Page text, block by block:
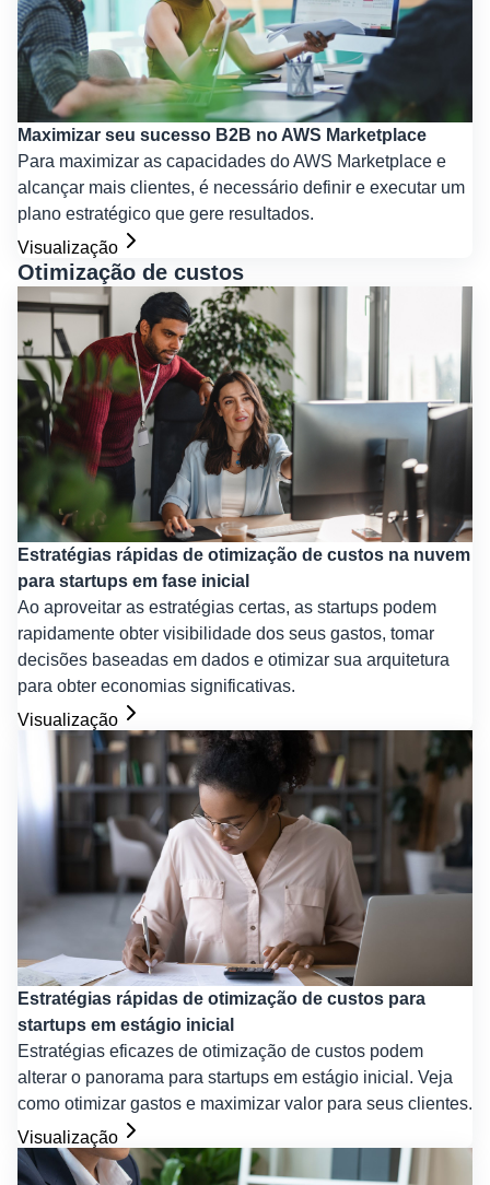
Maximizar seu sucesso B2B no AWS Marketplace
Para maximizar as capacidades do AWS Marketplace e
alcançar mais clientes, é necessário definir e executar um
plano estratégico que gere resultados.
Visualização
Otimização de custos
Estratégias rápidas de otimização de custos na nuvem
para startups em fase inicial
Ao aproveitar as estratégias certas, as startups podem
rapidamente obter visibilidade dos seus gastos, tomar
decisões baseadas em dados e otimizar sua arquitetura
para obter economias significativas.
Visualização
Estratégias rápidas de otimização de custos para
startups em estágio inicial
Estratégias eficazes de otimização de custos podem
alterar o panorama para startups em estágio inicial. Veja
como otimizar gastos e maximizar valor para seus clientes.
Visualização